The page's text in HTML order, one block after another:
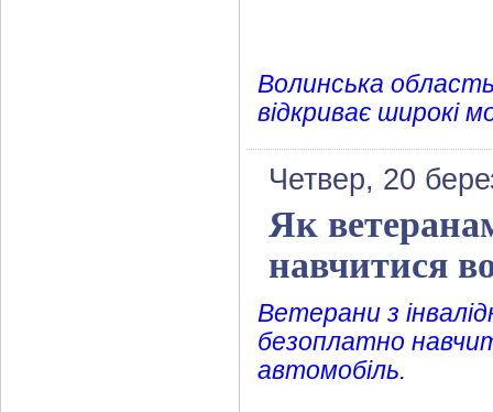
Волинська
відкриває широкі
Четвер, 20
Як
навчитися
Ветерани з
безоплатно
автомобіль.